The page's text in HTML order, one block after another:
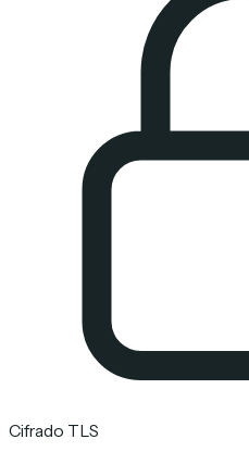
Cifrado TLS